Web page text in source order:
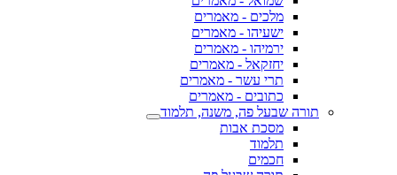
מלכים - מאמרים
ישעיהו - מאמרים
ירמיהו - מאמרים
יחזקאל - מאמרים
תרי עשר - מאמרים
כתובים - מאמרים
תורה שבעל פה, משנה, תלמוד
מסכת אבות
תלמוד
חכמים